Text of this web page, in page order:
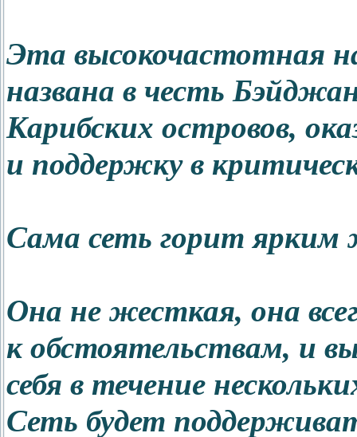
Эта высокочастотная
названа в честь
Карибских островов,
и поддержку в
Сама сеть горит ярким
Она не жесткая, она
к обстоятельствам, и
себя в течение
Сеть будет